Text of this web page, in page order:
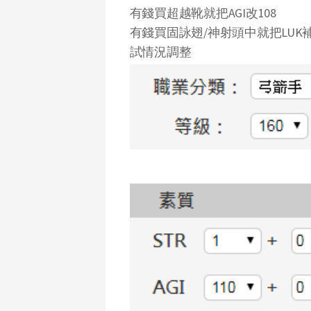
有錢買超越靴就把AGI改108
有錢買固詠翅/神射頭中就把LUK
試情況調整